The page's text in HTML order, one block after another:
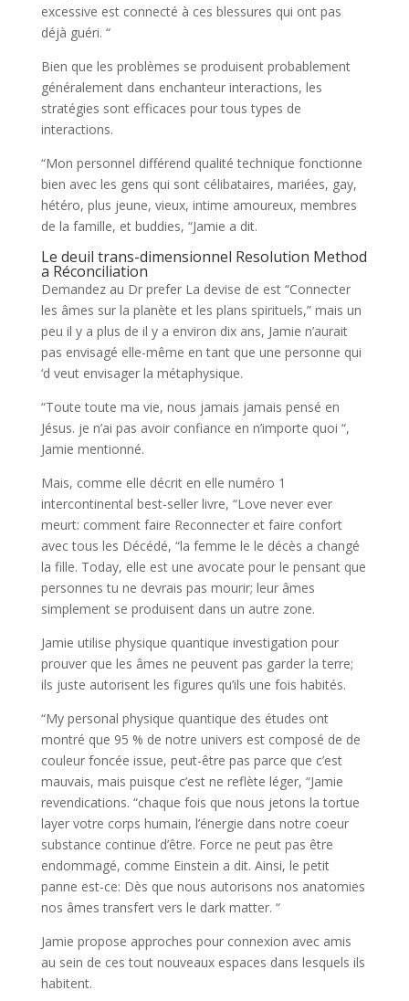
excessive est connecté à ces blessures qui ont pas
déjà guéri. “
Bien que les problèmes se produisent probablement
généralement dans enchanteur interactions, les
stratégies sont efficaces pour tous types de
interactions.
“Mon personnel différend qualité technique fonctionne
bien avec les gens qui sont célibataires, mariées, gay,
hétéro, plus jeune, vieux, intime amoureux, membres
de la famille, et buddies, “Jamie a dit.
Le deuil trans-dimensionnel Resolution Method
a Réconciliation
Demandez au Dr prefer La devise de est “Connecter
les âmes sur la planète et les plans spirituels,” mais un
peu il y a plus de il y a environ dix ans, Jamie n’aurait
pas envisagé elle-même en tant que une personne qui
‘d veut envisager la métaphysique.
“Toute toute ma vie, nous jamais jamais pensé en
Jésus. je n’ai pas avoir confiance en n’importe quoi “,
Jamie mentionné.
Mais, comme elle décrit en elle numéro 1
intercontinental best-seller livre, “Love never ever
meurt: comment faire Reconnecter et faire confort
avec tous les Décédé, “la femme le le décès a changé
la fille. Today, elle est une avocate pour le pensant que
personnes tu ne devrais pas mourir; leur âmes
simplement se produisent dans un autre zone.
Jamie utilise physique quantique investigation pour
prouver que les âmes ne peuvent pas garder la terre;
ils juste autorisent les figures qu’ils une fois habités.
“My personal physique quantique des études ont
montré que 95 % de notre univers est composé de de
couleur foncée issue, peut-être pas parce que c’est
mauvais, mais puisque c’est ne reflète léger, “Jamie
revendications. “chaque fois que nous jetons la tortue
layer votre corps humain, l’énergie dans notre coeur
substance continue d’être. Force ne peut pas être
endommagé, comme Einstein a dit. Ainsi, le petit
panne est-ce: Dès que nous autorisons nos anatomies
nos âmes transfert vers le dark matter. “
Jamie propose approches pour connexion avec amis
au sein de ces tout nouveaux espaces dans lesquels ils
habitent.